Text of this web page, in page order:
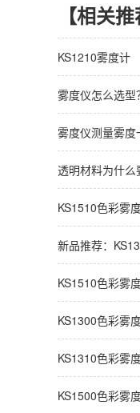
【相关推
KS1210雾度计
雾度仪怎么选型
雾度仪测量雾度
透明材料为什么
KS1510色彩雾
新品推荐：
KS1510色彩雾
KS1300色彩雾
KS1310色彩雾
KS1500色彩雾